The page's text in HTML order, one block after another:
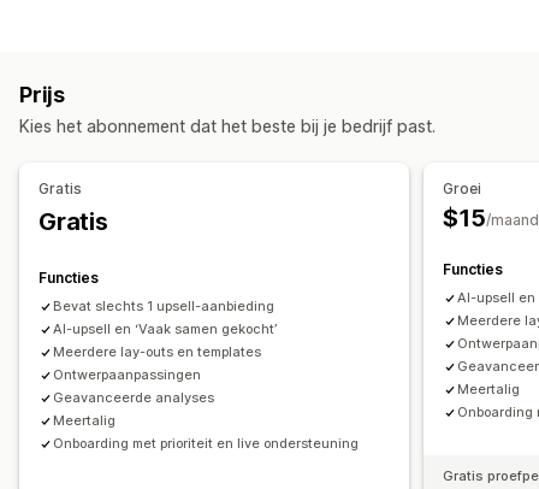
Groothandelsbundels
Vaak samen gekocht Gerelateerde producten
Prijzen die je kunt instellen
Kwantumkortingen
Forfaitaire kortingen Percentagekortingen
Twee voor de prijs van één Abonnementen
Bulkprijzen
Groothandelsprijzen
Aangepaste prijzen
Aangepaste CSS
Drag-and-drop-editor Meerdere valuta Meerdere talen
Add-ons voor producten
Vaak samen gekocht
Bundles
Volumekortingen
Staffelkortingen
Upgrade van abonnement
Analytics
Doorklikpercentages Conversiepercentages
Prijs
Kies het abonnement dat het beste bij je bedrijf past.
Gratis
Gratis
Functies
Bevat slechts 1 upsell-aanbieding
AI-upsell en ‘Vaak samen gekocht’
Meerdere lay-outs en templates
Ontwerpaanpassingen
Geavanceerde analyses
Meertalig
Onboarding met prioriteit en live ondersteuning
Groei
$15/maand
Functies
AI-upsell en
Meerdere
Meertalig
Gratis